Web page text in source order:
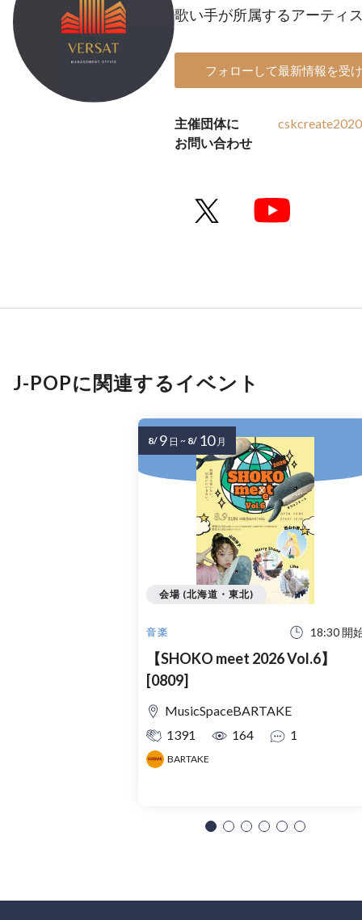
歌い手が所属するアーティ
フォローして最新情報を受
主催団体に
お問い合わせ
J-POPに関連するイベント
音楽 18:30 開
【SHOKO meet 2026 Vol.6】
[0809]
MusicSpaceBARTAKE
1391
164 1
BARTAKE
会場 (北海道・東北)
8/ 9 日 ~ 8/ 10 月